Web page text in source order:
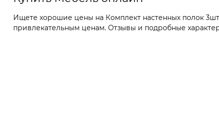
Ищете хорошие цены на Комплект настенных полок
привлекательным ценам. Отзывы и подробные